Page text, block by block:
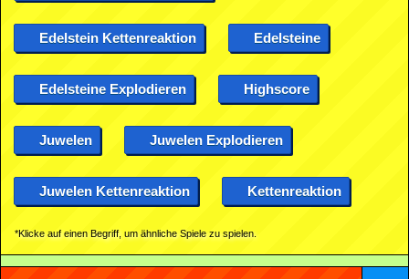
Edelstein Kettenreaktion Edelsteine
Edelsteine Explodieren Highscore
Juwelen Juwelen Explodieren
Juwelen Kettenreaktion Kettenreaktion
*Klicke auf einen Begriff, um ähnliche Spiele zu spielen.